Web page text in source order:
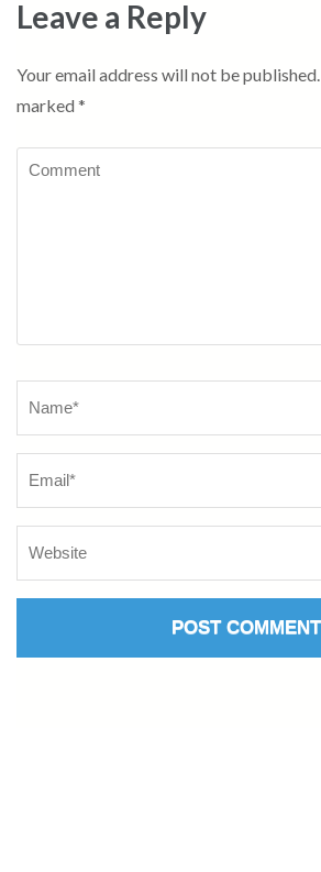
Leave a Reply
Your email address will not be published.
marked *